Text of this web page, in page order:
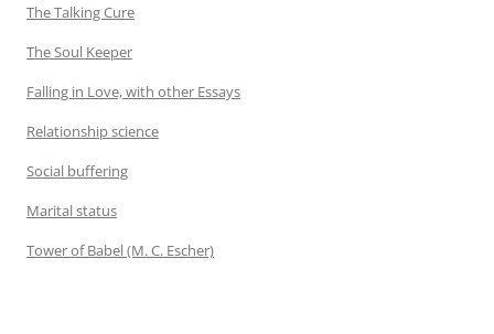
The Talking Cure
The Soul Keeper
Falling in Love, with other Essays
Relationship science
Social buffering
Marital status
Tower of Babel (M. C. Escher)